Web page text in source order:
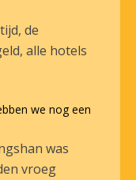
de
alle hotels
we nog een
was
vroeg